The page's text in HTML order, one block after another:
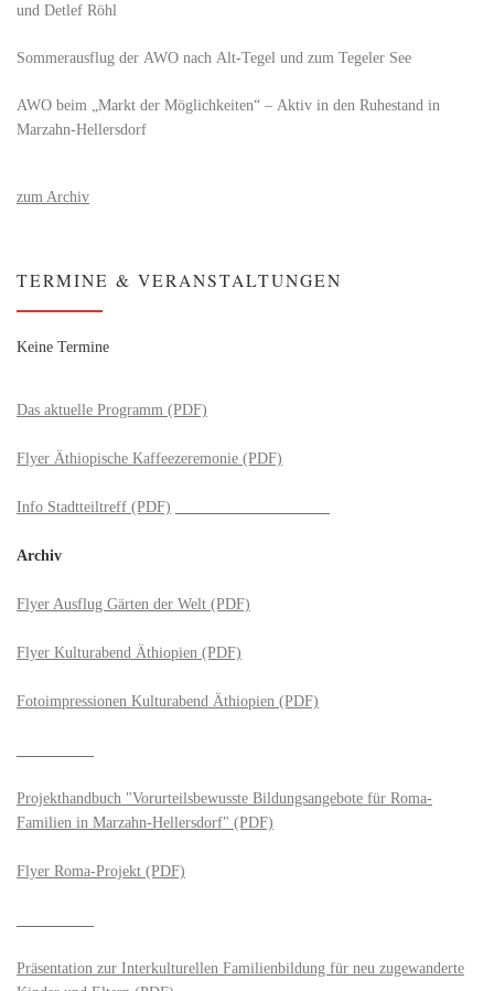
und Detlef Röhl
Sommerausflug der AWO nach Alt‑Tegel und zum Tegeler See
AWO beim „Markt der Möglichkeiten“ – Aktiv in den Ruhestand in
Marzahn-Hellersdorf
zum Archiv
TERMINE & VERANSTALTUNGEN
Keine Termine
Das aktuelle Programm (PDF)
Flyer Äthiopische Kaffeezeremonie (PDF)
Info Stadtteiltreff (PDF)
Archiv
Flyer Ausflug Gärten der Welt (PDF)
Flyer Kulturabend Äthiopien (PDF)
Fotoimpressionen Kulturabend Äthiopien (PDF)
Projekthandbuch "Vorurteilsbewusste Bildungsangebote für Roma-
Familien in Marzahn-Hellersdorf" (PDF)
Flyer Roma-Projekt (PDF)
Präsentation zur Interkulturellen Familienbildung für neu zugewanderte